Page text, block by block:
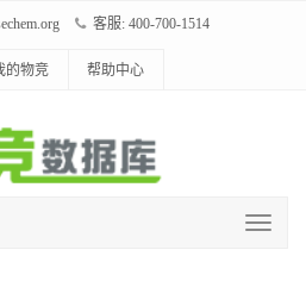
客服: 400-700-1514
的物竞 帮助中心